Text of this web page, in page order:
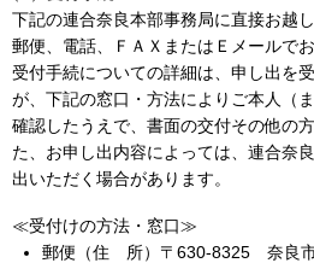
下記の連合奈良本部事務局に直接お越
郵便、電話、ＦＡＸまたはＥメールで
受付手続についての詳細は、申し出を
が、下記の窓口・方法によりご本人（
確認したうえで、書面の交付その他の
た、お申し出内容によっては、連合奈
出いただく場合があります。
≪受付けの方法・窓口≫
郵便（住 所）〒630-8325 奈良市